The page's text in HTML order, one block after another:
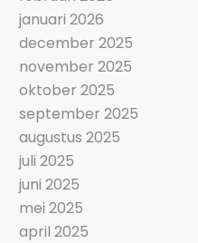
januari 2026
december 2025
november 2025
oktober 2025
september 2025
augustus 2025
juli 2025
juni 2025
mei 2025
april 2025